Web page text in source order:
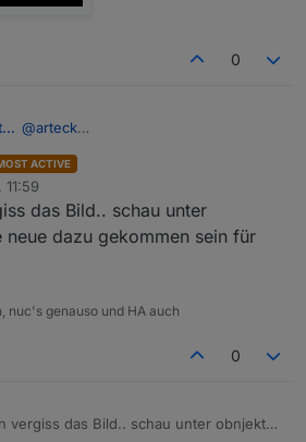
0
Ein ehemaliger Benutzer @arteck
ACTIVE
11:59
das Bild.. schau unter
neue dazu gekommen sein für
nuc's genauso und HA auch
0
vergiss das Bild.. schau unter obnjekte..